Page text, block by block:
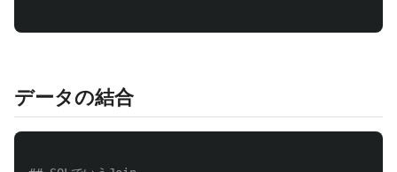
データの結合